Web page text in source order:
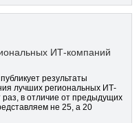
ИТ-компаний
результаты
лучших региональных ИТ-
раз, в отличие от предыдущих
не 25, а 20